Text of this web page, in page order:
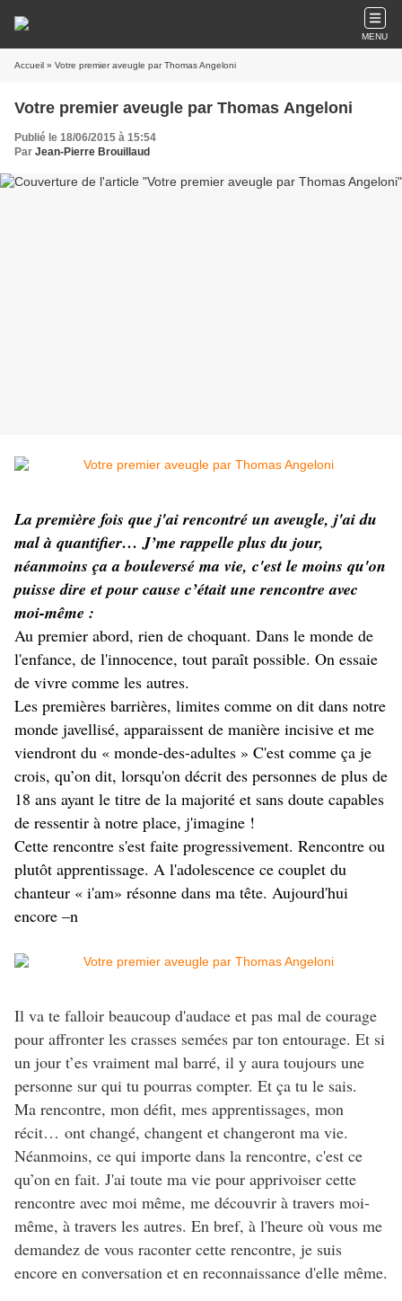
MENU
Accueil » Votre premier aveugle par Thomas Angeloni
Votre premier aveugle par Thomas Angeloni
Publié le 18/06/2015 à 15:54
Par Jean-Pierre Brouillaud
La première fois que j'ai rencontré un aveugle, j'ai du
mal à quantifier… J’me rappelle plus du jour,
néanmoins ça a bouleversé ma vie, c'est le moins qu'on
puisse dire et pour cause c’était une rencontre avec
moi-même :
Au premier abord, rien de choquant. Dans le monde de
l'enfance, de l'innocence, tout paraît possible. On essaie
de vivre comme les autres.
Les premières barrières, limites comme on dit dans notre
monde javellisé, apparaissent de manière incisive et me
viendront du « monde-des-adultes » C'est comme ça je
crois, qu’on dit, lorsqu'on décrit des personnes de plus de
18 ans ayant le titre de la majorité et sans doute capables
de ressentir à notre place, j'imagine !
Cette rencontre s'est faite progressivement. Rencontre ou
plutôt apprentissage. A l'adolescence ce couplet du
chanteur « i'am» résonne dans ma tête. Aujourd'hui
encore –n
Il va te falloir beaucoup d'audace et pas mal de courage
pour affronter les crasses semées par ton entourage. Et si
un jour t’es vraiment mal barré, il y aura toujours une
personne sur qui tu pourras compter. Et ça tu le sais.
Ma rencontre, mon défit, mes apprentissages, mon
récit… ont changé, changent et changeront ma vie.
Néanmoins, ce qui importe dans la rencontre, c'est ce
qu’on en fait. J'ai toute ma vie pour apprivoiser cette
rencontre avec moi même, me découvrir à travers moi-
même, à travers les autres. En bref, à l'heure où vous me
demandez de vous raconter cette rencontre, je suis
encore en conversation et en reconnaissance d'elle même.